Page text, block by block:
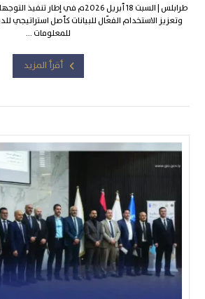
طرابلس | السبت 18 أبريل 2026م في
وتعزيز الاستخدام الفعّال للبيانات كأصل استراتيجي
للمعلومات ...
أقرأ المزيد